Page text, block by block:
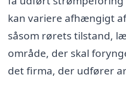
kan variere afhængigt
såsom rørets tilstand,
område, der skal
det firma, der udfører